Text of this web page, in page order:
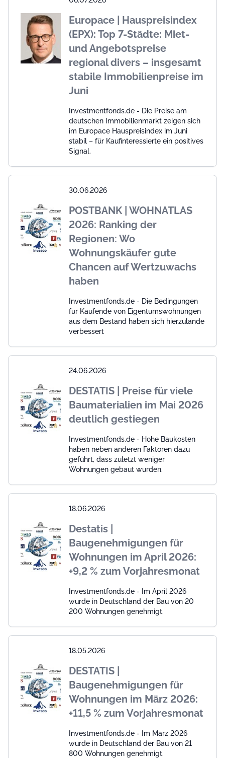
Europace | Hauspreisindex
(EPX): Top 7-Städte: Miet-
und Angebotspreise
regional divers – insgesamt
stabile Immobilienpreise im
Juni
Investmentfonds.de - Die Preise am
deutschen Immobilienmarkt zeigen sich
im Europace Hauspreisindex im Juni
stabil – für Kaufinteressierte ein positives
Signal.
30.06.2026
POSTBANK | WOHNATLAS
2026: Ranking der
Regionen: Wo
Wohnungskäufer gute
Chancen auf Wertzuwachs
haben
Investmentfonds.de - Die Bedingungen
für Kaufende von Eigentumswohnungen
aus dem Bestand haben sich hierzulande
verbessert
24.06.2026
DESTATIS | Preise für viele
Baumaterialien im Mai 2026
deutlich gestiegen
Investmentfonds.de - Hohe Baukosten
haben neben anderen Faktoren dazu
geführt, dass zuletzt weniger
Wohnungen gebaut wurden.
18.06.2026
Destatis |
Baugenehmigungen für
Wohnungen im April 2026:
+9,2 % zum Vorjahresmonat
Investmentfonds.de - Im April 2026
wurde in Deutschland der Bau von 20
200 Wohnungen genehmigt.
18.05.2026
DESTATIS |
Baugenehmigungen für
Wohnungen im März 2026:
+11,5 % zum Vorjahresmonat
Investmentfonds.de - Im März 2026
wurde in Deutschland der Bau von 21
800 Wohnungen genehmigt.